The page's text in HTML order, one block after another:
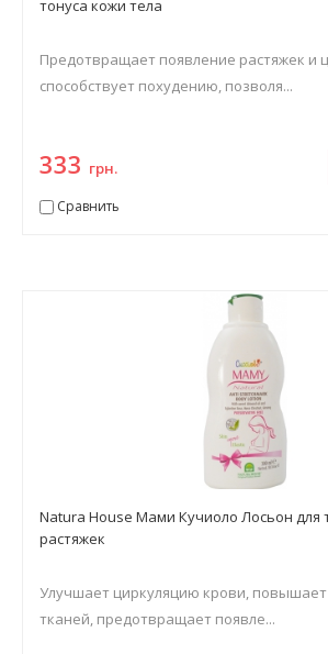
тонуса кожи тела
Предотвращает появление растяжек и
способствует похудению, позволя...
333 грн.
Сравнить
Natura House Мами Кучиоло Лосьон для
растяжек
Улучшает циркуляцию крови, повышает
тканей, предотвращает появле...